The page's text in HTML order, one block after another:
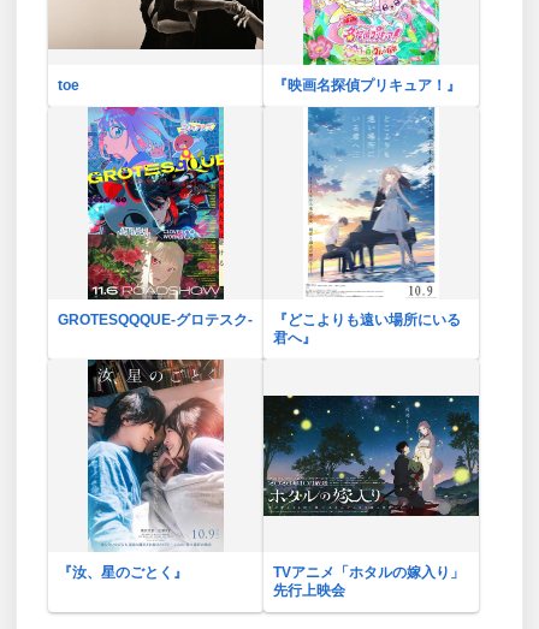
toe 『映画名探偵プリキュア！』
GROTESQQQUE-グロテスク-
『どこよりも遠い場所にいる
君へ』
『汝、星のごとく』
TVアニメ「ホタルの嫁入り」
先行上映会